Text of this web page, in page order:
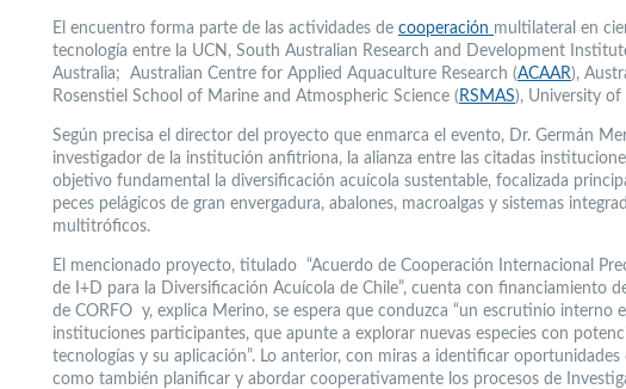
El encuentro forma parte de las actividades de cooperación multilateral en
tecnología entre la UCN, South Australian Research and Development
Australia; Australian Centre for Applied Aquaculture Research (ACAAR),
Rosenstiel School of Marine and Atmospheric Science ( RSMAS), University of
Según precisa el director del proyecto que enmarca el evento, Dr. Germán
investigador de la institución anfitriona, la alianza entre las citadas
objetivo fundamental la diversificación acuícola sustentable, focalizada
peces pelágicos de gran envergadura, abalones, macroalgas y sistemas
multitróficos.
El mencionado proyecto, titulado “Acuerdo de Cooperación Internacional
de I+D para la Diversificación Acuícola de Chile”, cuenta con financiamiento
de CORFO y, explica Merino, se espera que conduzca “un escrutinio interno
instituciones participantes, que apunte a explorar nuevas especies con
tecnologías y su aplicación”. Lo anterior, con miras a identificar oportunidades
como también planificar y abordar cooperativamente los procesos de